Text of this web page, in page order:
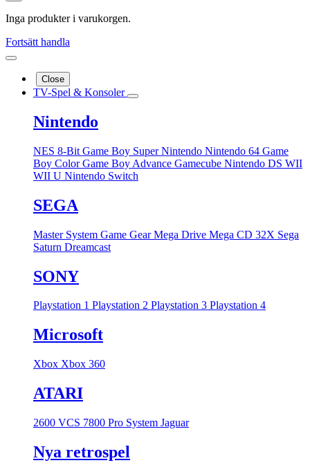
Inga produkter i varukorgen.
Fortsätt handla
Close
TV-Spel & Konsoler
Nintendo
NES 8-Bit Game Boy Super Nintendo Nintendo 64 Game
Boy ColorGame Boy Advance Gamecube Nintendo DS WII
WII U Nintendo Switch
SEGA
Master System Game GearMega Drive Mega CD 32X Sega
Saturn Dreamcast
SONY
Playstation 1 Playstation 2 Playstation 3 Playstation 4
Microsoft
Xbox Xbox 360
ATARI
2600 VCS 7800 Pro System Jaguar
Nya retrospel